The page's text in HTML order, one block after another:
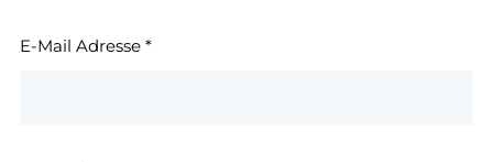
E-Mail Adresse *